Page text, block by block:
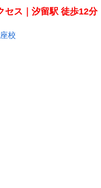
セス｜汐留駅 徒歩12分
校